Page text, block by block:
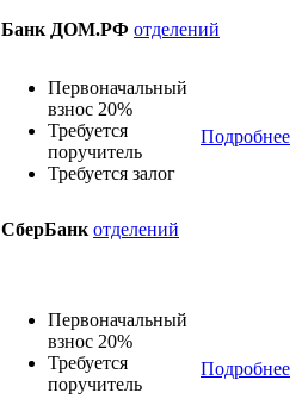
Банк ДОМ.РФ отделений
Первоначальный
взнос 20%
Требуется
поручитель
Требуется залог
Подробнее
СберБанк отделений
Первоначальный
взнос 20%
Требуется
поручитель
Подробнее